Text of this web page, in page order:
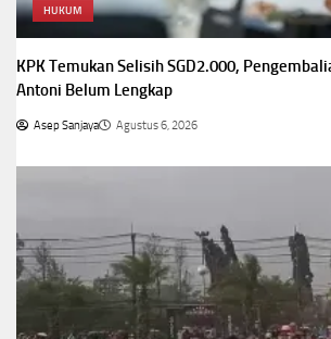
HUKUM
KPK Temukan Selisih SGD2.000,
Antoni Belum Lengkap
Asep Sanjaya Agustus 6, 2026